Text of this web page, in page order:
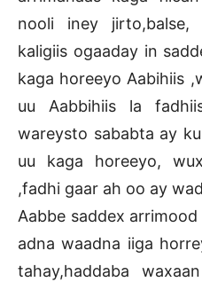
nooli iney jirto,balse,
kaligiis ogaaday in
kaga horeeyo Aabihiis
uu Aabbihiis la
wareysto sababta ay
uu kaga horeeyo,
,fadhi gaar ah oo ay
Aabbe saddex
adna waadna iiga
tahay,haddaba